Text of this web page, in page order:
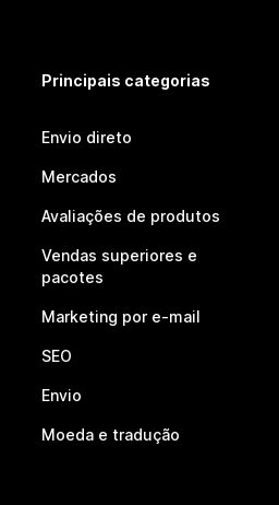
Principais categorias
Envio direto
Mercados
Avaliações de produtos
Vendas superiores e
pacotes
Marketing por e-mail
SEO
Envio
Moeda e tradução